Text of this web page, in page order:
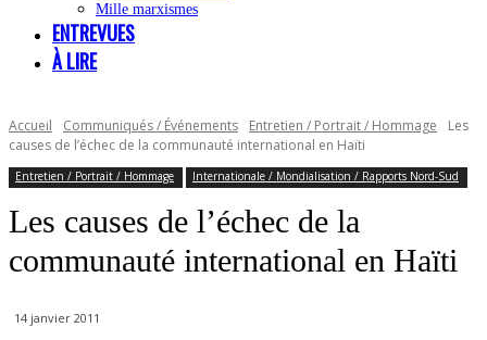
Mille marxismes
ENTREVUES
À LIRE
Accueil Communiqués / Événements Entretien / Portrait / Hommage
Les
causes de l’échec de la communauté international en Haïti
Entretien / Portrait / Hommage Internationale / Mondialisation / Rapports Nord-Sud
Les causes de l’échec de la
communauté international en Haïti
14 janvier 2011